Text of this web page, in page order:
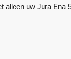
alleen uw Jura Ena